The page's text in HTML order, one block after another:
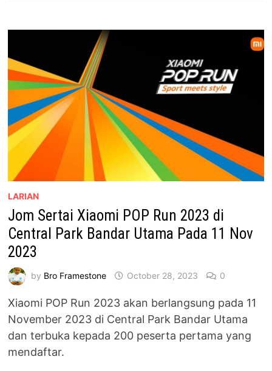
LARIAN
Jom Sertai Xiaomi POP Run 2023 di
Central Park Bandar Utama Pada 11 Nov
2023
by Bro Framestone October 28, 2023 0
Xiaomi POP Run 2023 akan berlangsung pada 11
November 2023 di Central Park Bandar Utama
dan terbuka kepada 200 peserta pertama yang
mendaftar.